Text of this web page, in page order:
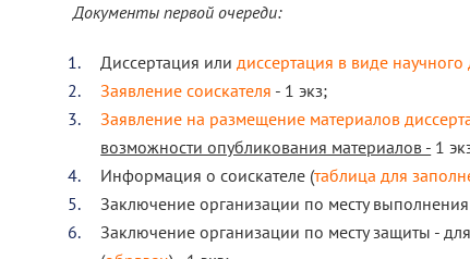
Документы первой очереди:
Диссертация илидиссертация в виде научного
Заявление соискателя - 1 экз;
Заявление на размещение материалов
возможности опубликования материалов - 1
Информация о соискателе (таблица для
Заключение организации по месту выполнения
Заключение организации по месту защиты -